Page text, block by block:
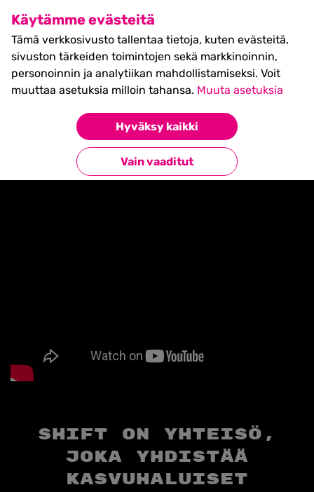
Käytämme evästeitä
Tämä verkkosivusto tallentaa tietoja, kuten evästeitä,
sivuston tärkeiden toimintojen sekä markkinoinnin,
personoinnin ja analytiikan mahdollistamiseksi. Voit
muuttaa asetuksia milloin tahansa. Muuta asetuksia
Hyväksy kaikki
Vain vaaditut
SHIFT Business Festival
27.5.2027, Turku - liput
myynnissä nyt! >>
Mikä on SHIFT?
Mikä on SHIFT?
SHIFT on yhteisö,
joka yhdistää
kasvuhaluiset